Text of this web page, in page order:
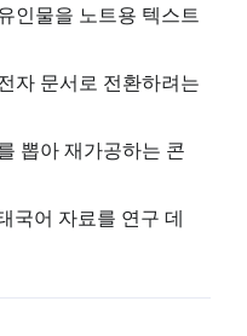
인물을 노트용 텍스트
자 문서로 전환하려는
뽑아 재가공하는 콘
국어 자료를 연구 데